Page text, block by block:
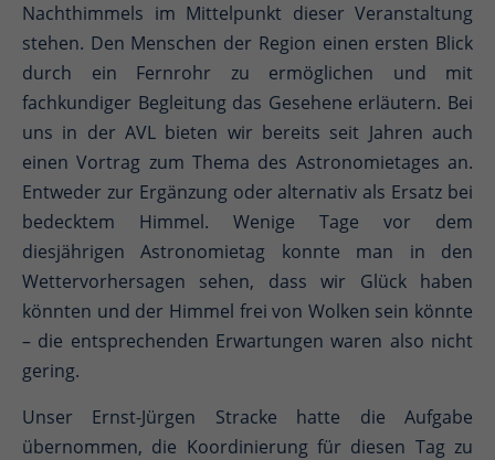
Nachthimmels im Mittelpunkt dieser Veranstaltung
stehen. Den Menschen der Region einen ersten Blick
durch ein Fernrohr zu ermöglichen und mit
fachkundiger Begleitung das Gesehene erläutern. Bei
uns in der AVL bieten wir bereits seit Jahren auch
einen Vortrag zum Thema des Astronomietages an.
Entweder zur Ergänzung oder alternativ als Ersatz bei
bedecktem Himmel. Wenige Tage vor dem
diesjährigen Astronomietag konnte man in den
Wettervorhersagen sehen, dass wir Glück haben
könnten und der Himmel frei von Wolken sein könnte
– die entsprechenden Erwartungen waren also nicht
gering.
Unser Ernst-Jürgen Stracke hatte die Aufgabe
übernommen, die Koordinierung für diesen Tag zu